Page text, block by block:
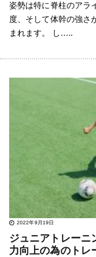
姿勢は特に脊柱のアラ
度、そして体幹の強さ
まれます。 し…..
2022年9月19日
ジュニアトレーニ
力向上の為のトレ